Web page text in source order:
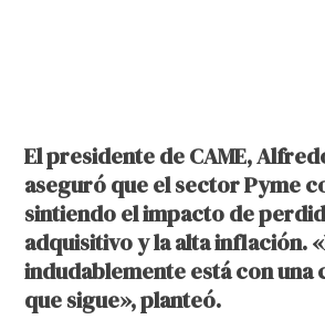
El presidente de CAME,
aseguró que el sector Pyme
sintiendo el impacto de
adquisitivo y la alta inflación.
indudablemente está con
que sigue», planteó.